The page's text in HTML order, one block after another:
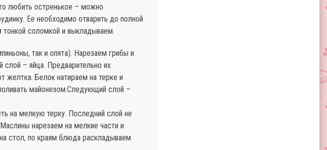
любить остренькое – можно
Ее необходимо отварить до полной
тонкой соломкой и выкладываем.
так и опята). Нарезаем грибы и
– яйца. Предварительно их
желтка. Белок натираем на терке и
майонезом.Следующий слой –
на мелкую терку. Последний слой не
нарезаем на мелкие части и
стол, по краям блюда раскладываем